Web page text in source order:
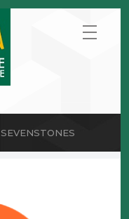
SEVENSTONES